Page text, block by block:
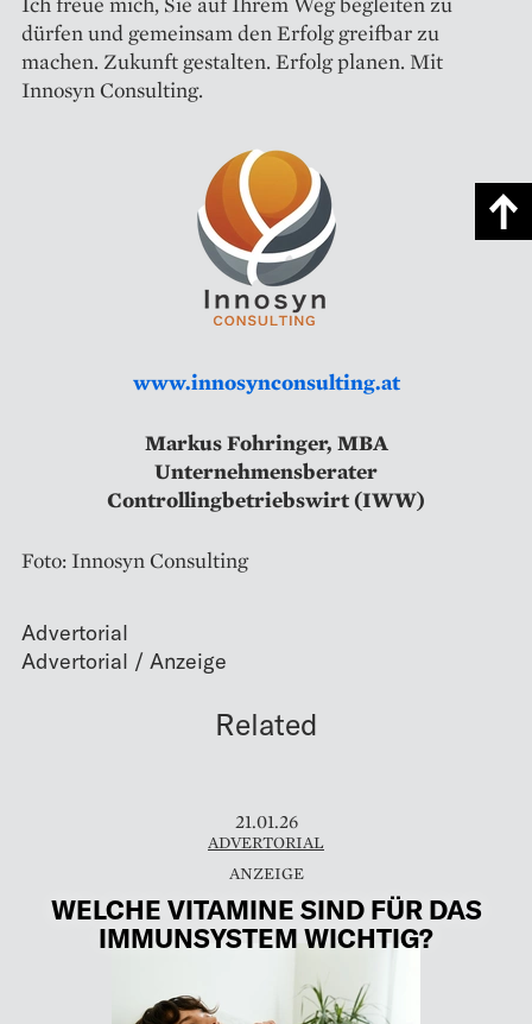
dürfen und gemeinsam den Erfolg greifbar zu
machen. Zukunft gestalten. Erfolg planen. Mit
Innosyn Consulting.
www.innosynconsulting.at
Markus Fohringer, MBA
Unternehmensberater
Controllingbetriebswirt (IWW)
Foto: Innosyn Consulting
Advertorial
Related
21.01.26
ADVERTORIAL
WELCHE VITAMINE SIND FÜR DAS
IMMUNSYSTEM WICHTIG?